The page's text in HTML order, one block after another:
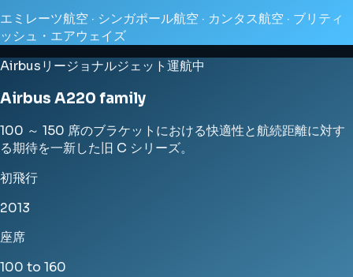
エミレーツ航空 · シンガポール航空 · カンタス航空 · ブリティ
ッシュ・エアウェイズ
Airbusリージョナルジェット運航中
Airbus A220 family
100 ～ 150 席のブラケットにおける快適性と航続距離に対す
る期待を一新した旧 C シリーズ。
初飛行
2013
座席
100 to 160